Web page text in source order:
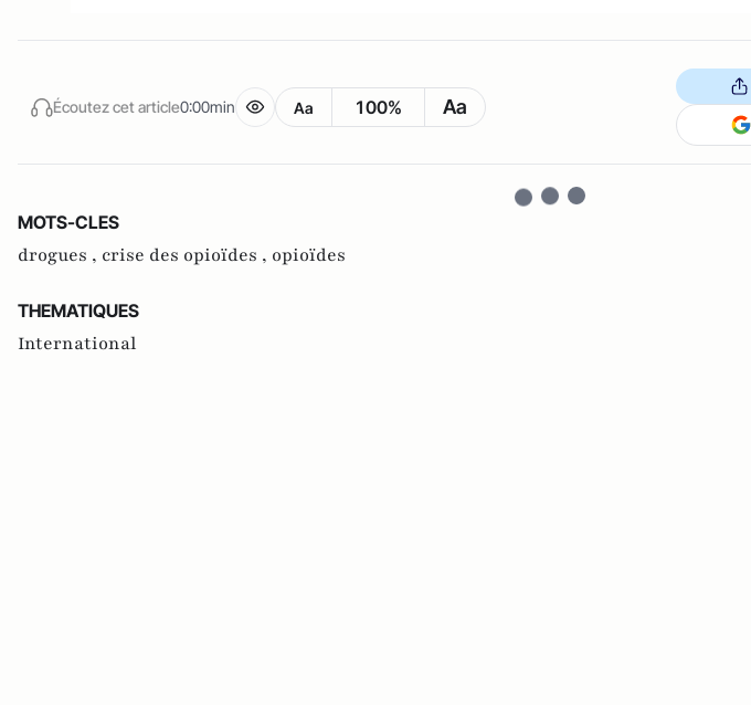
Écoutez cet article0:00min Aa 100% Aa
MOTS-CLES
drogues , crise des opioïdes , opioïdes
THEMATIQUES
International